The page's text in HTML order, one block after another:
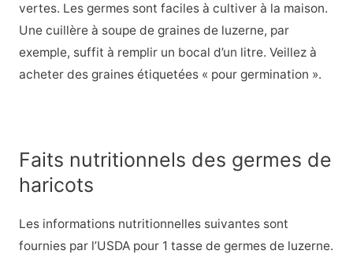
vertes. Les germes sont faciles à cultiver à la maison.
Une cuillère à soupe de graines de luzerne, par
exemple, suffit à remplir un bocal d’un litre. Veillez à
acheter des graines étiquetées « pour germination ».
Faits nutritionnels des germes de
haricots
Les informations nutritionnelles suivantes sont
fournies par l’USDA pour 1 tasse de germes de luzerne.